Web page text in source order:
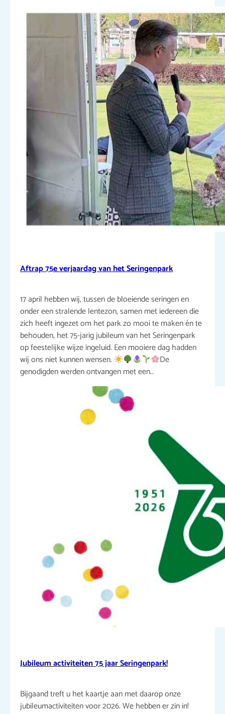
Aftrap 75e verjaardag van het Seringenpark
17 april hebben wij, tussen de bloeiende seringen en
onder een stralende lentezon, samen met iedereen die
zich heeft ingezet om het park zo mooi te maken én te
behouden, het 75-jarig jubileum van het Seringenpark
op feestelijke wijze ingeluid. Een mooiere dag hadden
wij ons niet kunnen wensen.
De
genodigden werden ontvangen met een…
Jubileum activiteiten 75 jaar Seringenpark!
Bijgaand treft u het kaartje aan met daarop onze
jubileumactiviteiten voor 2026. We hebben er zin in!